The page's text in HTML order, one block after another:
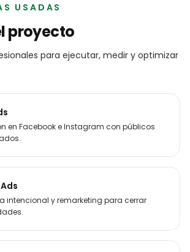
USADAS
proyecto
para ejecutar, medir y optimizar
en Facebook e Instagram con públicos
intencional y remarketing para cerrar